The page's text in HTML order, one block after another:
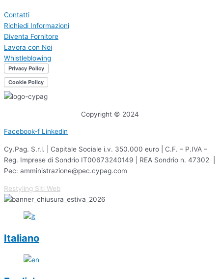
Contatti
Richiedi Informazioni
Diventa Fornitore
Lavora con Noi
Whistleblowing
Copyright © 2024
Facebook-f Linkedin
Cy.Pag. S.r.l. | Capitale Sociale i.v. 350.000 euro | C.F. – P.IVA –
Reg. Imprese di Sondrio IT00673240149 | REA Sondrio n. 47302 |
Pec: amministrazione@pec.cypag.com
Restyling Siti Web
Italiano